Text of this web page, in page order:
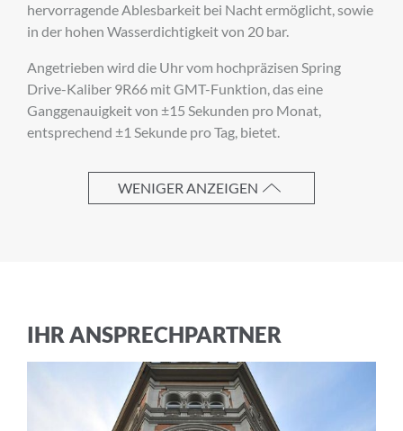
hervorragende Ablesbarkeit bei Nacht ermöglicht, sowie
in der hohen Wasserdichtigkeit von 20 bar.
Angetrieben wird die Uhr vom hochpräzisen Spring
Drive-Kaliber 9R66 mit GMT-Funktion, das eine
Ganggenauigkeit von ±15 Sekunden pro Monat,
entsprechend ±1 Sekunde pro Tag, bietet.
WENIGER ANZEIGEN
IHR ANSPRECHPARTNER
E-Mail-Adresse
Ich akzeptiere dieAllgemeinen
Geschäftsbedingungen und die